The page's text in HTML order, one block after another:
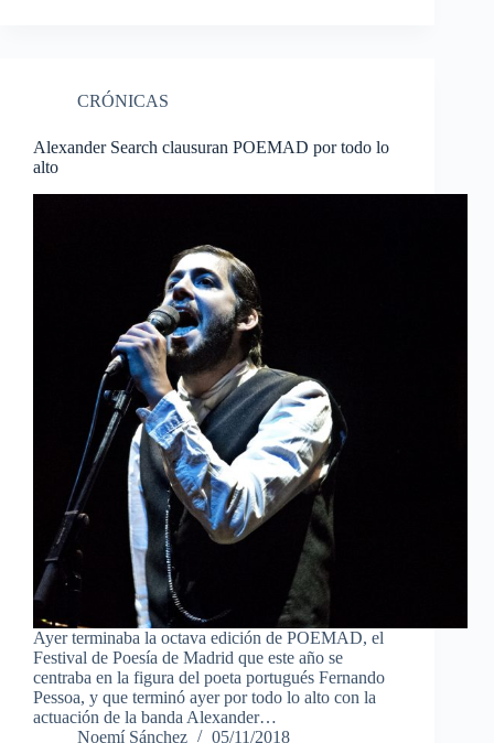
CRÓNICAS
Alexander Search clausuran POEMAD por todo lo
alto
Ayer terminaba la octava edición de POEMAD, el
Festival de Poesía de Madrid que este año se
centraba en la figura del poeta portugués Fernando
Pessoa, y que terminó ayer por todo lo alto con la
actuación de la banda Alexander…
Noemí Sánchez
05/11/2018